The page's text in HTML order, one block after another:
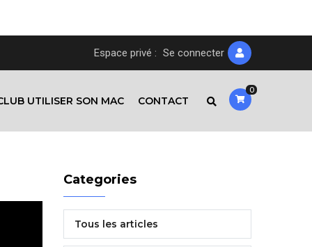
Espace privé : Se connecter
UTILISER SON MAC CONTACT
0
Categories
Tous les articles